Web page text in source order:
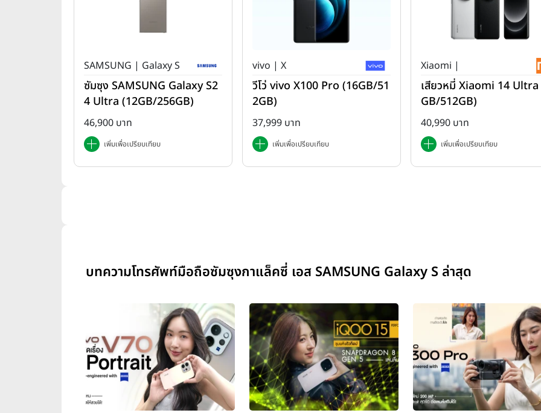
SAMSUNG | Galaxy S
ซัมซุง SAMSUNG Galaxy S2
4 Ultra (12GB/256GB)
46,900 บาท
เพิ่มเพื่อเปรียบเทียบ
vivo | X
วีโว่ vivo X100 Pro (16GB/51
2GB)
37,999 บาท
เพิ่มเพื่อเปรียบเทียบ
Xiaomi |
เสียวหมี่ Xiaomi 14
GB/512GB)
40,990 บาท
เพิ่มเพื่อเปรียบเทียบ
บทความโทรศัพท์มือถือซัมซุงกาแล็คซี่ เอส SAMSUNG Galaxy S ล่าสุด